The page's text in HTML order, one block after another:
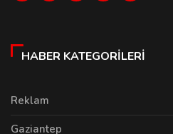
HABER KATEGORILERI
Reklam
Gaziantep